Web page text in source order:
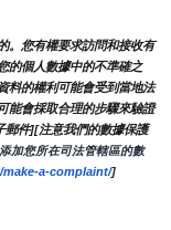
。您有權要求訪問和接收有
的個人數據中的不準確之
料的權利可能會受到當地法
能會採取合理的步驟來驗證
郵件][注意我們的數據保護
加您所在司法管轄區的數
a-complaint/]